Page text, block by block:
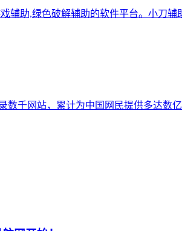
辅助,绿色破解辅助的软件平台。小刀
千网站，累计为中国网民提供多达数